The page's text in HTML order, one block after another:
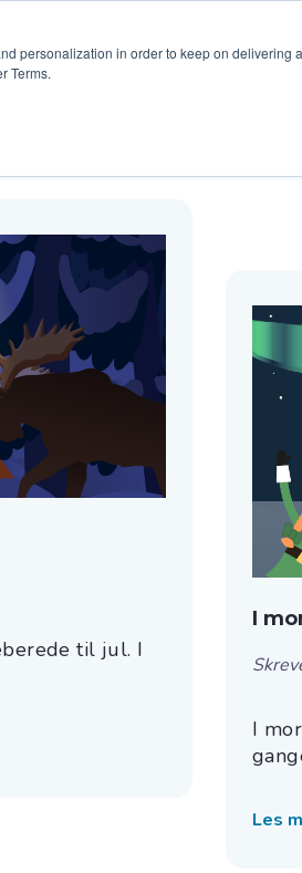
personalization in order to keep on delivering
Terms.
til jul. I
I
I
Les